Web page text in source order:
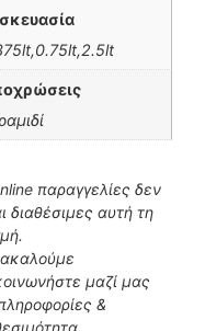
παραγγελίες δεν
διαθέσιμες αυτή τη
μαζί μας
&